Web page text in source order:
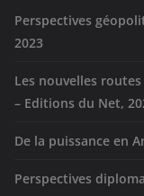
Perspectives
2023
Les nouvelles
– Editions du Net,
De la puissance en
Perspectives